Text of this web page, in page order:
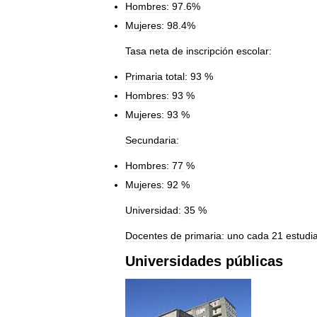
Hombres: 97.6%
Mujeres: 98.4%
Tasa neta de inscripción escolar:
Primaria total: 93 %
Hombres: 93 %
Mujeres: 93 %
Secundaria:
Hombres: 77 %
Mujeres: 92 %
Universidad: 35 %
Docentes de primaria: uno cada 21
Universidades públicas